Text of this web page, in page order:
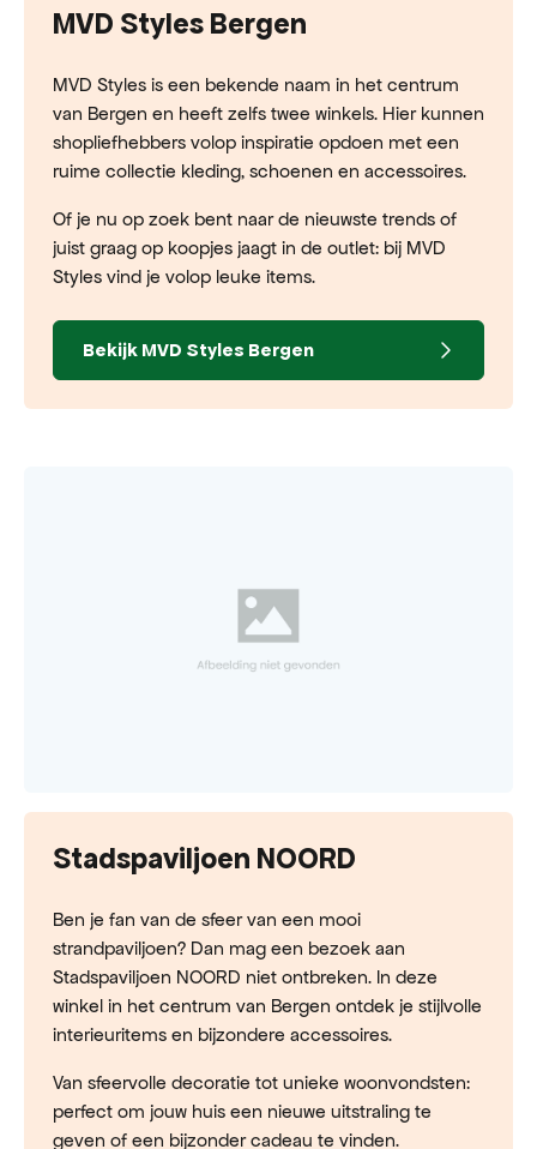
MVD Styles Bergen
MVD Styles is een bekende naam in het centrum
van Bergen en heeft zelfs twee winkels. Hier kunnen
shopliefhebbers volop inspiratie opdoen met een
ruime collectie kleding, schoenen en accessoires.
Of je nu op zoek bent naar de nieuwste trends of
juist graag op koopjes jaagt in de outlet: bij MVD
Styles vind je volop leuke items.
Bekijk MVD Styles Bergen
Stadspaviljoen NOORD
Ben je fan van de sfeer van een mooi
strandpaviljoen? Dan mag een bezoek aan
Stadspaviljoen NOORD niet ontbreken. In deze
winkel in het centrum van Bergen ontdek je stijlvolle
interieuritems en bijzondere accessoires.
Van sfeervolle decoratie tot unieke woonvondsten:
perfect om jouw huis een nieuwe uitstraling te
geven of een bijzonder cadeau te vinden.